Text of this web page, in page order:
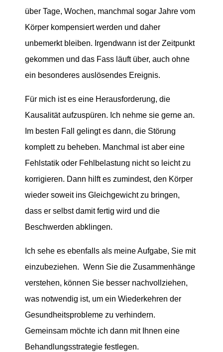
über Tage, Wochen, manchmal sogar Jahre vom
Körper kompensiert werden und daher
unbemerkt bleiben. Irgendwann ist der Zeitpunkt
gekommen und das Fass läuft über, auch ohne
ein besonderes auslösendes Ereignis.
Für mich ist es eine Herausforderung, die
Kausalität aufzuspüren. Ich nehme sie gerne an.
Im besten Fall gelingt es dann, die Störung
komplett zu beheben. Manchmal ist aber eine
Fehlstatik oder Fehlbelastung nicht so leicht zu
korrigieren. Dann hilft es zumindest, den Körper
wieder soweit ins Gleichgewicht zu bringen,
dass er selbst damit fertig wird und die
Beschwerden abklingen.
Ich sehe es ebenfalls als meine Aufgabe, Sie mit
einzubeziehen. Wenn Sie die Zusammenhänge
verstehen, können Sie besser nachvollziehen,
was notwendig ist, um ein Wiederkehren der
Gesundheitsprobleme zu verhindern.
Gemeinsam möchte ich dann mit Ihnen eine
Behandlungsstrategie festlegen.